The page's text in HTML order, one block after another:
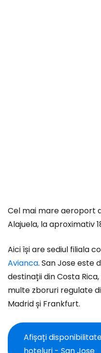
Cel mai mare aeroport
Alajuela, la aproximativ
Aici își are sediul filiala
Avianca. San Jose este
destinații din Costa
multe zboruri regulate
Madrid și Frankfurt.
Afișați